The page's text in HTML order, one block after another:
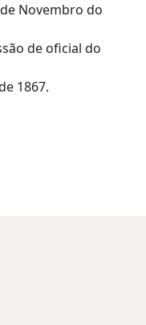
Novembro do
de oficial do
1867.